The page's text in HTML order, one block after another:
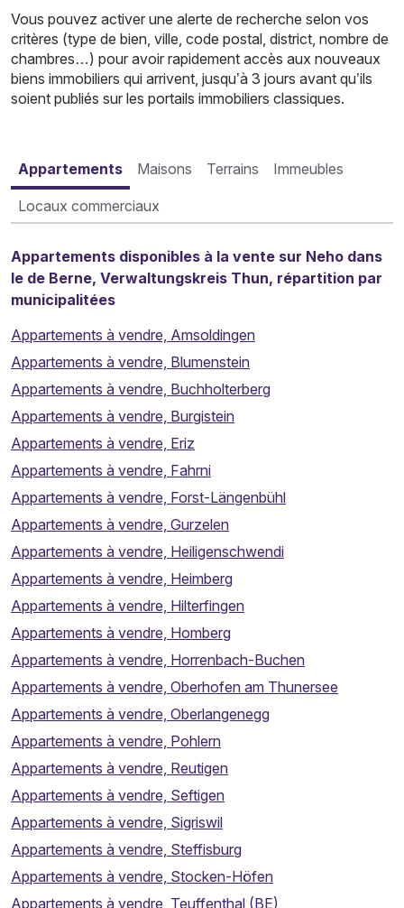
Vous pouvez activer une alerte de recherche selon vos
critères (type de bien, ville, code postal, district, nombre de
chambres…) pour avoir rapidement accès aux nouveaux
biens immobiliers qui arrivent, jusqu’à 3 jours avant qu’ils
soient publiés sur les portails immobiliers classiques.
Appartements Maisons Terrains Immeubles
Locaux commerciaux
Appartements disponibles à la vente sur Neho dans
le de Berne, Verwaltungskreis Thun, répartition par
municipalitées
Appartements à vendre, Amsoldingen
Appartements à vendre, Blumenstein
Appartements à vendre, Buchholterberg
Appartements à vendre, Burgistein
Appartements à vendre, Eriz
Appartements à vendre, Fahrni
Appartements à vendre, Forst-Längenbühl
Appartements à vendre, Gurzelen
Appartements à vendre, Heiligenschwendi
Appartements à vendre, Heimberg
Appartements à vendre, Hilterfingen
Appartements à vendre, Homberg
Appartements à vendre, Horrenbach-Buchen
Appartements à vendre, Oberhofen am Thunersee
Appartements à vendre, Oberlangenegg
Appartements à vendre, Pohlern
Appartements à vendre, Reutigen
Appartements à vendre, Seftigen
Appartements à vendre, Sigriswil
Appartements à vendre, Steffisburg
Appartements à vendre, Stocken-Höfen
Appartements à vendre, Teuffenthal (BE)